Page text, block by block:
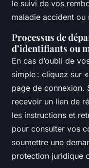
le suivi de vos
maladie accident ou
Processus de
d’identifiants ou
En cas d’oubli de
simple : cliquez sur
page de connexion.
recevoir un lien de
les instructions et
pour consulter vos
soumettre une
protection juridique